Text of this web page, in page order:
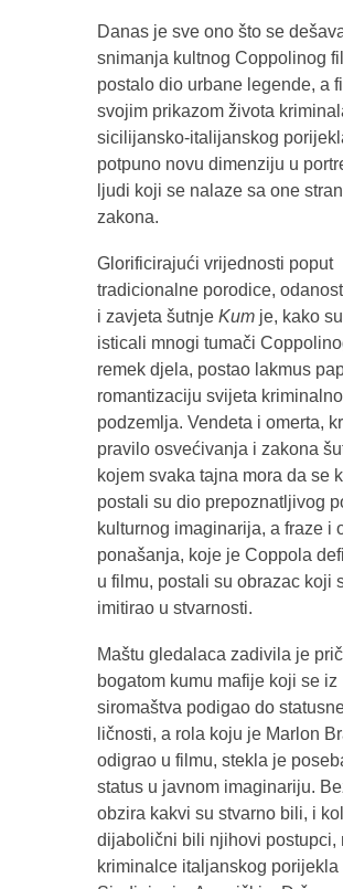
Danas je sve ono što se
snimanja kultnog Coppolinog
postalo dio urbane legende, a
svojim prikazom života
sicilijansko-italijanskog
potpuno novu dimenziju u
ljudi koji se nalaze sa one
zakona.
Glorificirajući vrijednosti poput
tradicionalne porodice,
i zavjeta šutnje Kumje, kako
isticali mnogi tumači
remek djela, postao lakmus
romantizaciju svijeta
podzemlja. Vendeta i omerta,
pravilo osvećivanja i zakona
kojem svaka tajna mora da se
postali su dio prepoznatljivog
kulturnog imaginarija, a fraze i
ponašanja, koje je Coppola
u filmu, postali su obrazac koji
imitirao u stvarnosti.
Maštu gledalaca zadivila je
bogatom kumu mafije koji se iz
siromaštva podigao do
ličnosti, a rola koju je Marlon
odigrao u filmu, stekla je
status u javnom imaginariju.
obzira kakvi su stvarno bili, i
dijabolični bili njihovi postupci,
kriminalce italjanskog porijekla